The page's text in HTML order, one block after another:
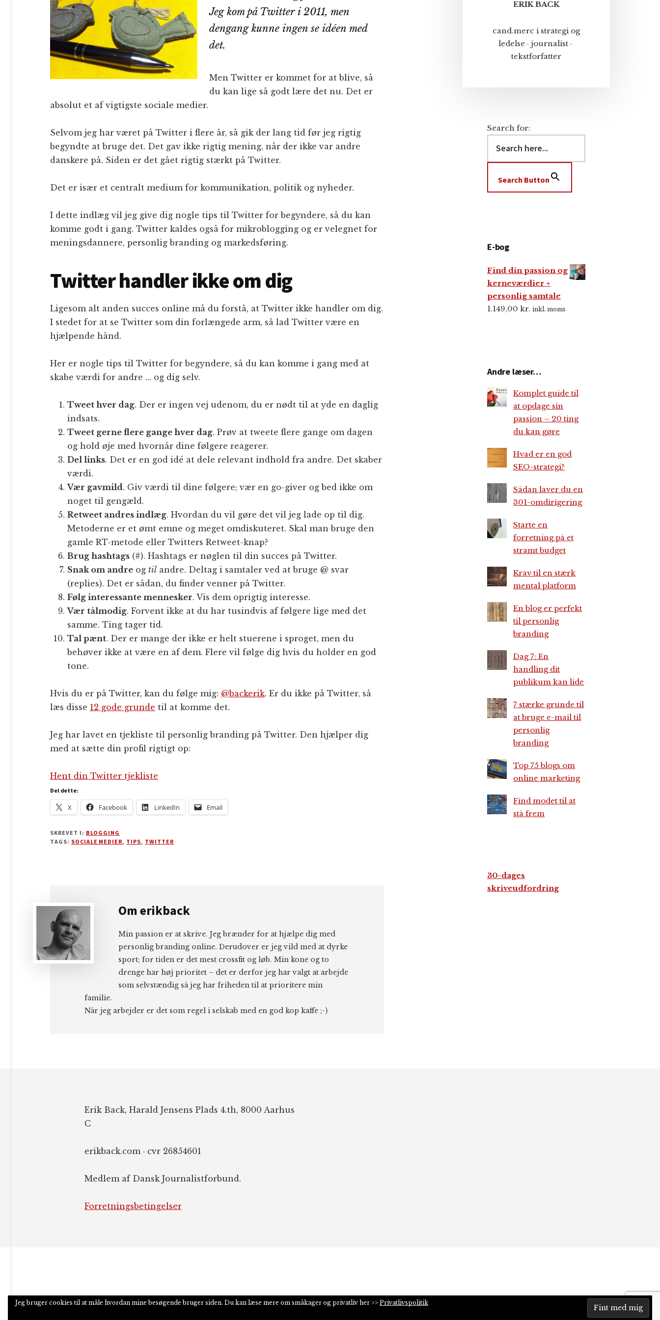
Jeg kom på Twitter i 2011, men
dengang kunne ingen se idéen med
det.
Men Twitter er kommet for at blive, så
du kan lige så godt lære det nu. Det er
absolut et af vigtigste sociale medier.
Selvom jeg har været på Twitter i flere år, så gik der lang tid før jeg rigtig
begyndte at bruge det. Det gav ikke rigtig mening, når der ikke var andre
danskere på. Siden er det gået rigtig stærkt på Twitter.
Det er især et centralt medium for kommunikation, politik og nyheder.
I dette indlæg vil jeg give dig nogle tips til Twitter for begyndere, så du kan
komme godt i gang. Twitter kaldes også for mikroblogging og er velegnet for
meningsdannere, personlig branding og markedsføring.
Twitter handler ikke om dig
Ligesom alt anden succes online må du forstå, at Twitter ikke handler om dig.
I stedet for at se Twitter som din forlængede arm, så lad Twitter være en
hjælpende hånd.
Her er nogle tips til Twitter for begyndere, så du kan komme i gang med at
skabe værdi for andre … og dig selv.
Tweet hver dag. Der er ingen vej udenom, du er nødt til at yde en daglig
indsats.
Tweet gerne flere gange hver dag. Prøv at tweete flere gange om dagen
og hold øje med hvornår dine følgere reagerer.
Del links. Det er en god idé at dele relevant indhold fra andre. Det skaber
værdi.
Vær gavmild. Giv værdi til dine følgere; vær en go-giver og bed ikke om
noget til gengæld.
Retweet andres indlæg. Hvordan du vil gøre det vil jeg lade op til dig.
Metoderne er et ømt emne og meget omdiskuteret. Skal man bruge den
gamle RT-metode eller Twitters Retweet-knap?
Brug hashtags (#). Hashtags er nøglen til din succes på Twitter.
Snak om andre og til andre. Deltag i samtaler ved at bruge @ svar
(replies). Det er sådan, du finder venner på Twitter.
Følg interessante mennesker. Vis dem oprigtig interesse.
Vær tålmodig. Forvent ikke at du har tusindvis af følgere lige med det
samme. Ting tager tid.
Tal pænt. Der er mange der ikke er helt stuerene i sproget, men du
behøver ikke at være en af dem. Flere vil følge dig hvis du holder en god
tone.
Hvis du er på Twitter, kan du følge mig: @backerik. Er du ikke på Twitter, så
læs disse 12 gode grunde til at komme det.
Jeg har lavet en tjekliste til personlig branding på Twitter. Den hjælper dig
med at sætte din profil rigtigt op:
Hent din Twitter tjekliste
Del dette:
X Facebook LinkedIn Email
SKREVET I: BLOGGING
TAGS: SOCIALE MEDIER, TIPS, TWITTER
Om erikback
Min passion er at skrive. Jeg brænder for at hjælpe dig med
personlig branding online. Derudover er jeg vild med at dyrke
sport; for tiden er det mest crossfit og løb. Min kone og to
drenge har høj prioritet – det er derfor jeg har valgt at arbejde
som selvstændig så jeg har friheden til at prioritere min
familie.
Når jeg arbejder er det som regel i selskab med en god kop kaffe ;-)
ERIK BACK
cand.merc i strategi og
ledelse · journalist ·
tekstforfatter
Search for:
Search Button
E-bog
Find din passion og
kerneværdier +
personlig samtale
1.149,00 kr. inkl. moms
Andre læser…
Komplet guide til
at opdage sin
passion – 20 ting
du kan gøre
Hvad er en god
SEO-strategi?
Sådan laver du en
301-omdirigering
Starte en
forretning på et
stramt budget
Krav til en stærk
mental platform
En blog er perfekt
til personlig
branding
Dag 7: En
handling dit
publikum kan lide
7 stærke grunde til
at bruge e-mail til
personlig
branding
Top 75 blogs om
online marketing
Find modet til at
stå frem
30-dages
skriveudfordring
Erik Back, Harald Jensens Plads 4.th, 8000 Aarhus
C
erikback.com · cvr 26854601
Medlem af Dansk Journalistforbund.
Forretningsbetingelser
COPYRIGHT © 2026
Jeg bruger cookies til at måle hvordan mine besøgende bruger siden. Du kan læse mere om småkager og privatliv her >> Privatlivspolitik